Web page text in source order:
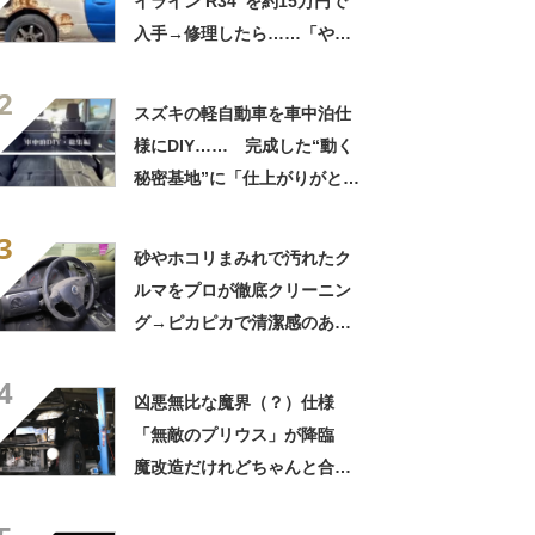
入手→修理したら……「やべ
スズキの軽自動車を車中泊仕
様にDIY…… 完成した“動く
秘密基地”に「仕上がりがとて
砂やホコリまみれで汚れたク
ルマをプロが徹底クリーニン
グ→ピカピカで清潔感のある
凶悪無比な魔界（？）仕様
「無敵のプリウス」が降臨
魔改造だけれどちゃんと合